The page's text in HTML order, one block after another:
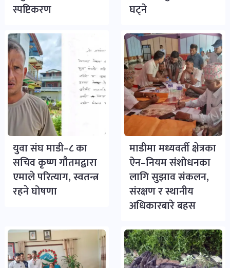
स्पष्टिकरण
घट्ने
युवा संघ माडी–८ का
सचिव कृष्ण गौतमद्वारा
एमाले परित्याग, स्वतन्त्र
रहने घोषणा
माडीमा मध्यवर्ती क्षेत्रका
ऐन–नियम संशोधनका
लागि सुझाव संकलन,
संरक्षण र स्थानीय
अधिकारबारे बहस